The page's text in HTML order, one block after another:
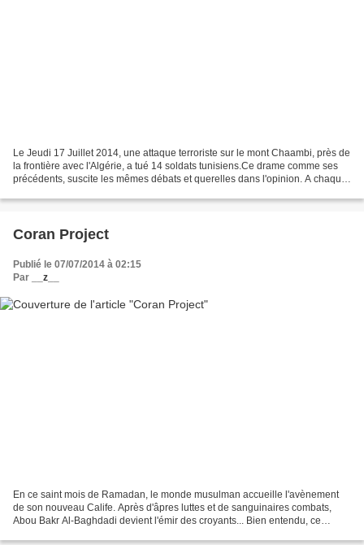
Le Jeudi 17 Juillet 2014, une attaque terroriste sur le mont Chaambi, près de
la frontière avec l'Algérie, a tué 14 soldats tunisiens.Ce drame comme ses
précédents, suscite les mêmes débats et querelles dans l'opinion. A chaque
Coran Project
Publié le 07/07/2014 à 02:15
Par
__z__
En ce saint mois de Ramadan, le monde musulman accueille l'avènement
de son nouveau Calife. Après d'âpres luttes et de sanguinaires combats,
Abou Bakr Al-Baghdadi devient l'émir des croyants... Bien entendu, ce